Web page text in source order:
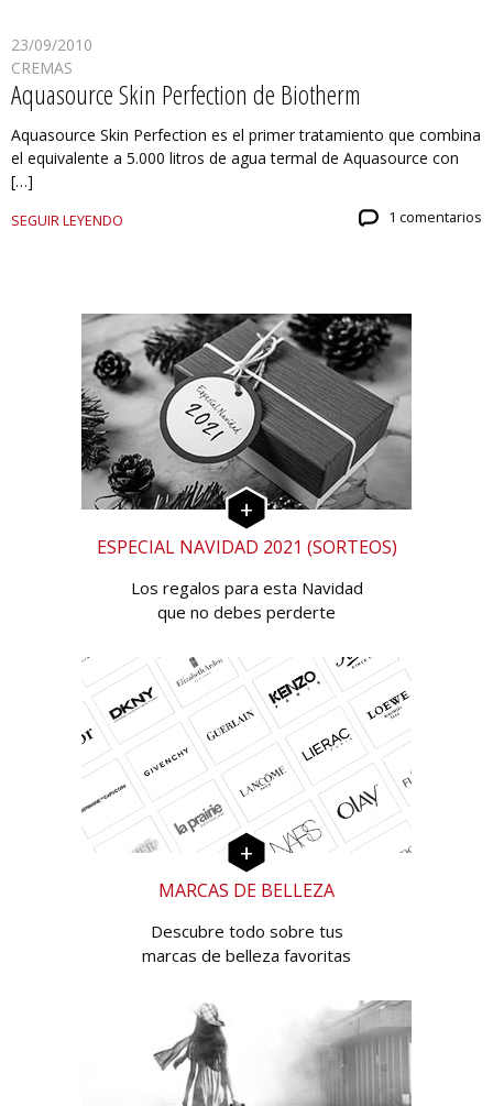
23/09/2010
CREMAS
Aquasource Skin Perfection de Biotherm
Aquasource Skin Perfection es el primer tratamiento que combina
el equivalente a 5.000 litros de agua termal de Aquasource con
[…]
SEGUIR LEYENDO 1 comentarios
ESPECIAL NAVIDAD 2021 (SORTEOS)
Los regalos para esta Navidad
que no debes perderte
MARCAS DE BELLEZA
Descubre todo sobre tus
marcas de belleza favoritas